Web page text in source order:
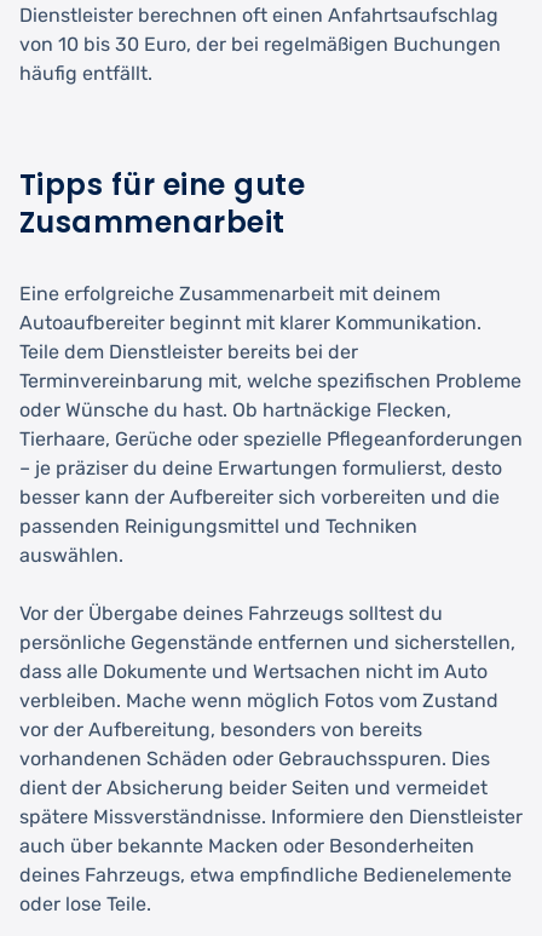
Dienstleister berechnen oft einen Anfahrtsaufschlag
von 10 bis 30 Euro, der bei regelmäßigen Buchungen
häufig entfällt.
Tipps für eine gute
Zusammenarbeit
Eine erfolgreiche Zusammenarbeit mit deinem
Autoaufbereiter beginnt mit klarer Kommunikation.
Teile dem Dienstleister bereits bei der
Terminvereinbarung mit, welche spezifischen Probleme
oder Wünsche du hast. Ob hartnäckige Flecken,
Tierhaare, Gerüche oder spezielle Pflegeanforderungen
– je präziser du deine Erwartungen formulierst, desto
besser kann der Aufbereiter sich vorbereiten und die
passenden Reinigungsmittel und Techniken
auswählen.
Vor der Übergabe deines Fahrzeugs solltest du
persönliche Gegenstände entfernen und sicherstellen,
dass alle Dokumente und Wertsachen nicht im Auto
verbleiben. Mache wenn möglich Fotos vom Zustand
vor der Aufbereitung, besonders von bereits
vorhandenen Schäden oder Gebrauchsspuren. Dies
dient der Absicherung beider Seiten und vermeidet
spätere Missverständnisse. Informiere den Dienstleister
auch über bekannte Macken oder Besonderheiten
deines Fahrzeugs, etwa empfindliche Bedienelemente
oder lose Teile.